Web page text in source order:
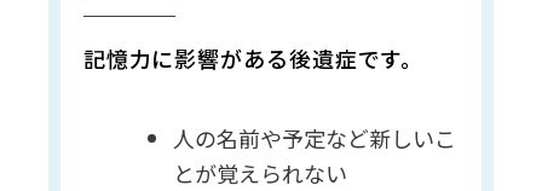
記憶力に影響がある後遺症です。
人の名前や予定など新しいこ
とが覚えられない